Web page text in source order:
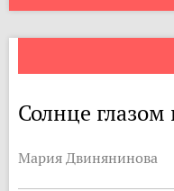
Солнце глазом
Мария Двинянинова